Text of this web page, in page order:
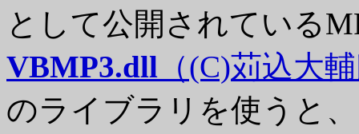
として公開されている
VBMP3.dll （(C)苅込大
のライブラリを使うと